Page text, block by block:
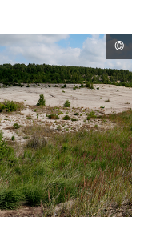
C
o
p
y
r
i
g
h
t
I
n
f
o
r
©